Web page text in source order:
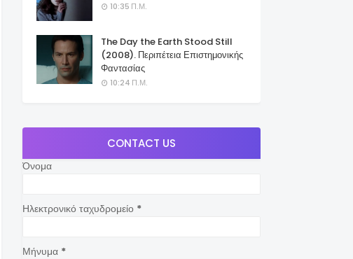
10:35 Π.Μ.
The Day the Earth Stood Still
(2008). Περιπέτεια Επιστημονικής
Φαντασίας
10:24 Π.Μ.
CONTACT US
Όνομα
Ηλεκτρονικό ταχυδρομείο *
Μήνυμα *